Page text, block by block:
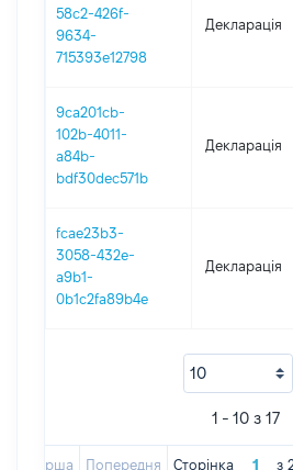
58c2-426f-
9634-
715393e12798
Декларація
9ca201cb-
102b-4011-
a84b-
bdf30dec571b
Декларація
fcae23b3-
3058-432e-
a9b1-
0b1c2fa89b4e
Декларація
1 - 10 з 17
Перша Попередня Сторінка з